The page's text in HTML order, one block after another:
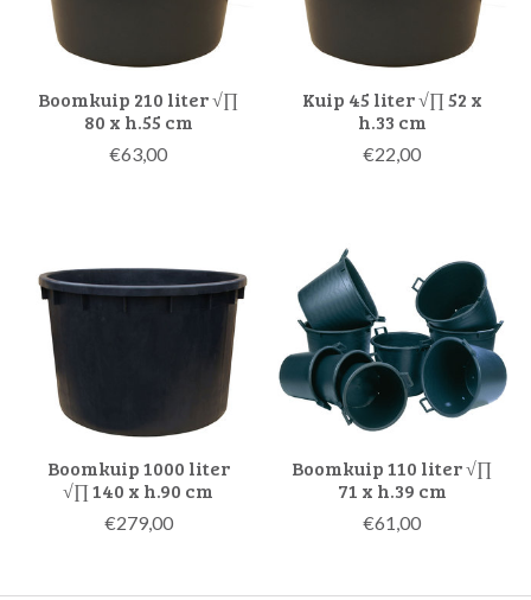
Boomkuip 210 liter √∏
80 x h.55 cm
€63,00
Kuip 45 liter √∏ 52 x
h.33 cm
€22,00
Boomkuip 1000 liter
√∏ 140 x h.90 cm
€279,00
Boomkuip 110 liter √∏
71 x h.39 cm
€61,00